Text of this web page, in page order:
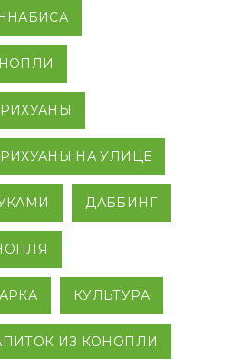
НА УЛИЦЕ
ДАББИНГ
КУЛЬТУРА
ИЗ КОНОПЛИ